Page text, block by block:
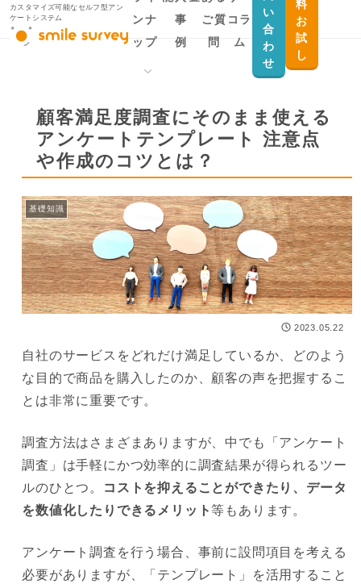
カスタマイズ可能なセルフ型アン
ケートシステム
ンナ
ップ
smile survey
smile survey for
smile survey MYPAGE
官公庁自治体向け
Salesforceとデー
従業員満足度調査
を実施したい
ID認証付きアンケ
ートを作りたい
会員向けのクロー
ズドアンケートを
実施したい
メールでアンケー
オリジナルのデザ
インにしたい
事
例
ご質
問
コラ
ム
い
合
わ
せ
料
お
試
し
顧客満足度調査にそのまま使える
アンケートテンプレート 注意点
や作成のコツとは？
基礎知識
2023.05.22
自社のサービスをどれだけ満足しているか、どのよう
な目的で商品を購入したのか、顧客の声を把握するこ
とは非常に重要です。
調査方法はさまざまありますが、中でも「アンケート
調査」は手軽にかつ効率的に調査結果が得られるツー
ルのひとつ。
コストを抑えることができたり、データ
を数値化したりできるメリット 等もあります。
アンケート調査を行う場合、事前に設問項目を考える
必要がありますが、「テンプレート」を活用すること